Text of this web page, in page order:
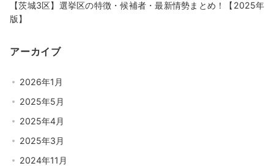
【茨城3区】選挙区の特徴・候補者・最新情勢まとめ！【2025年
版】
アーカイブ
2026年1月
2025年5月
2025年4月
2025年3月
2024年11月